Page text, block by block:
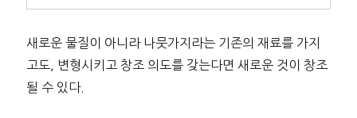
새로운 물질이 아니라 나뭇가지라는 기존의 재료를 가지
고도, 변형시키고 창조 의도를 갖는다면 새로운 것이 창조
될 수 있다.